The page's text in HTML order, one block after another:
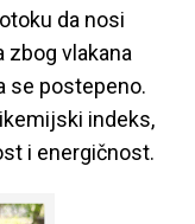
da nosi
zbog vlakana
se postepeno.
indeks,
i energičnost.